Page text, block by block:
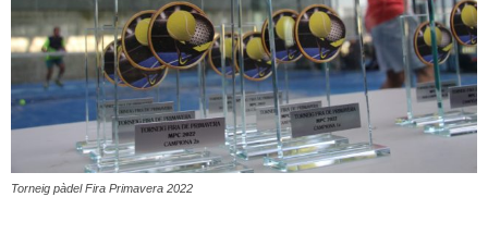
Torneig pàdel Fira Primavera 2022